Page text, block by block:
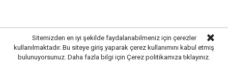
Sitemizden en iyi şekilde faydalanabilmeniz için çerezler
kullanılmaktadır. Bu siteye giriş yaparak çerez kullanımını kabul etmiş
bulunuyorsunuz. Daha fazla bilgi için Çerez politikamıza tıklayınız.